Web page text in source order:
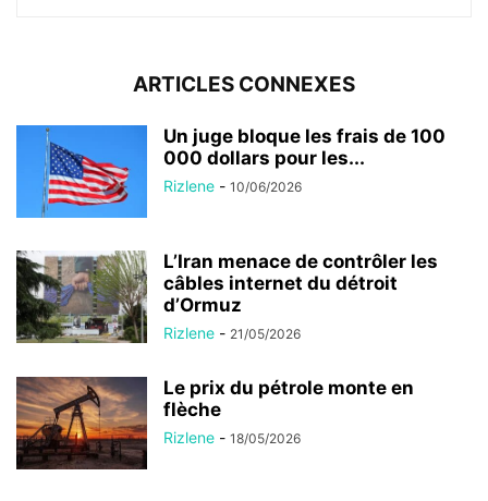
ARTICLES CONNEXES
Un juge bloque les frais de 100
000 dollars pour les...
Rizlene - 10/06/2026
L’Iran menace de contrôler les
câbles internet du détroit
d’Ormuz
Rizlene - 21/05/2026
Le prix du pétrole monte en
flèche
Rizlene - 18/05/2026